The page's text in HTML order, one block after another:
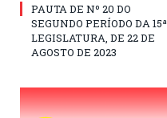
PAUTA DE Nº 20 DO
SEGUNDO PERÍODO DA 15ª
LEGISLATURA, DE 22 DE
AGOSTO DE 2023